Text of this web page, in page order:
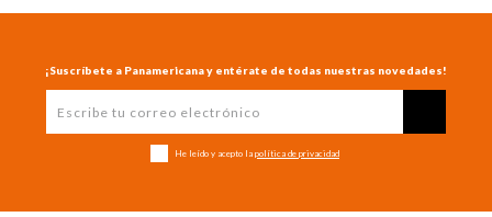
¡Suscríbete a Panamericana y entérate de todas nuestras novedades!
He leído y acepto la política de privacidad